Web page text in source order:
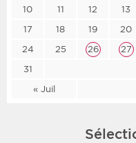
« Juil
10
11 12 13
17
18 19 20
24
25 26 27
31